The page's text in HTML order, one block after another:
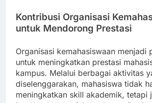
Kontribusi Organisasi
untuk Mendorong Prestasi
Organisasi kemahasiswaan menjadi
untuk meningkatkan prestasi
kampus. Melalui berbagai aktivitas
diselenggarakan, mahasiswa tidak
meningkatkan skill akademik, tetapi